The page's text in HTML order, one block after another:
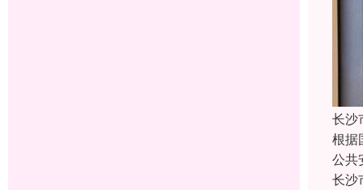
长沙
根据
公共
长沙